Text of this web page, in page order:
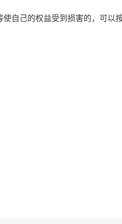
自己的权益受到损害的，可以